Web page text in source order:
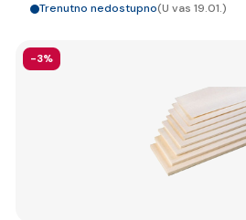
Trenutno nedostupno(U vas 19.01.)
-3%